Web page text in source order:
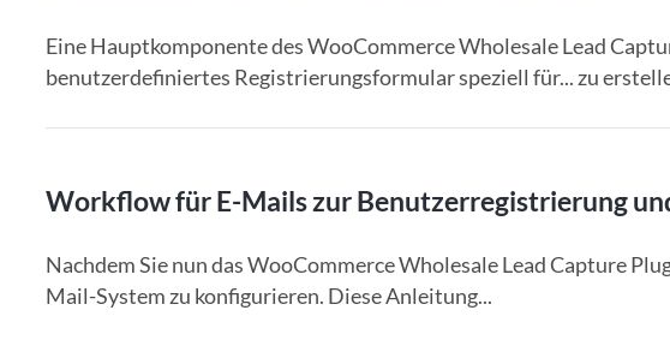
Eine Hauptkomponente des WooCommerce Wholesale Lead
benutzerdefiniertes Registrierungsformular speziell für... zu
Workflow für E-Mails zur Benutzerregistrierung
Nachdem Sie nun das WooCommerce Wholesale Lead Capture
Mail-System zu konfigurieren. Diese Anleitung...